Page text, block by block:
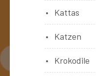
Kattas
Katzen
Krokodile